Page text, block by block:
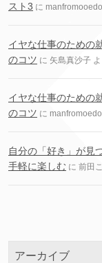
スト3 に manfromooedo
イヤな仕事のための
のコツ に 矢島真沙子
イヤな仕事のための
のコツ に manfromoedo
自分の「好き」が見
手軽に楽しむ に 前田
アーカイブ